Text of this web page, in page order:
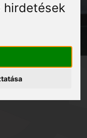
hirdetések
napja